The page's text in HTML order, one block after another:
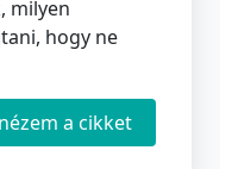
milyen
hogy ne
a cikket